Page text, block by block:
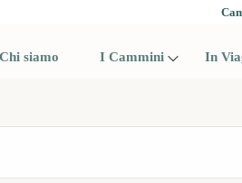
Chi siamo I Cammini In